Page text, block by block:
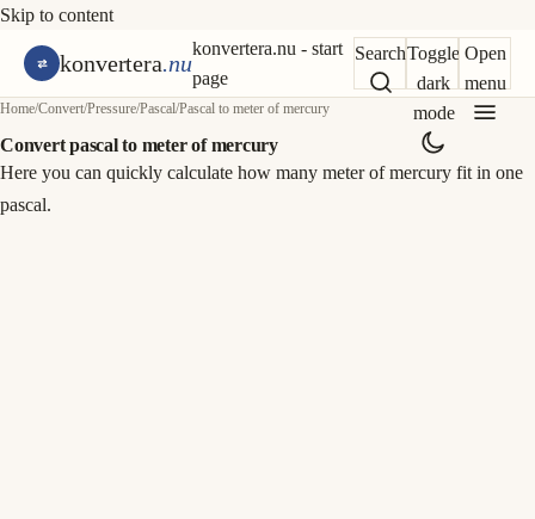
Skip to content
konvertera.nu
konvertera.nu - start
page
SearchToggle
dark
mode
Open
menu
Home/Convert/Pressure/Pascal/Pascal to meter of mercury
Convert pascal to meter of mercury
Here you can quickly calculate how many meter of mercury fit in one
pascal.